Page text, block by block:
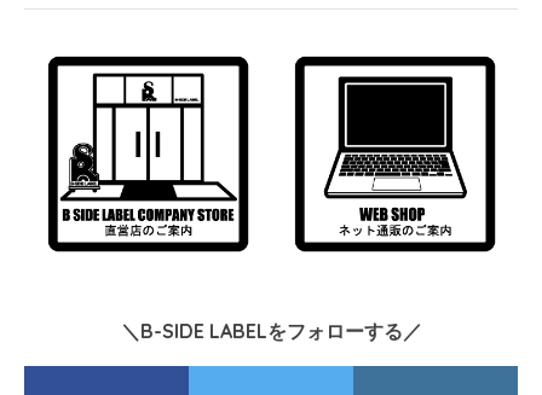
＼B-SIDE LABELをフォローする／